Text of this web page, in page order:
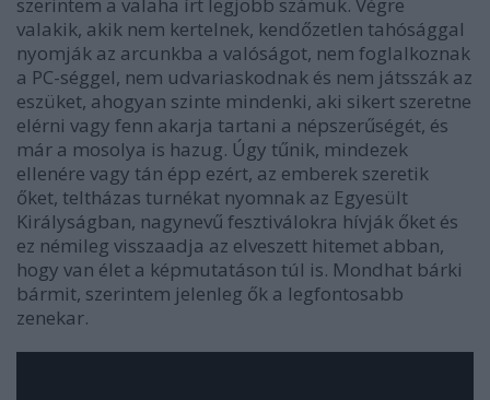
valakik, akik nem kertelnek, kendőzetlen tahósággal
nyomják az arcunkba a valóságot, nem foglalkoznak
a PC-séggel, nem udvariaskodnak és nem játsszák az
eszüket, ahogyan szinte mindenki, aki sikert szeretne
elérni vagy fenn akarja tartani a népszerűségét, és
már a mosolya is hazug. Úgy tűnik, mindezek
ellenére vagy tán épp ezért, az emberek szeretik
őket, teltházas turnékat nyomnak az Egyesült
Királyságban, nagynevű fesztiválokra hívják őket és
ez némileg visszaadja az elveszett hitemet abban,
hogy van élet a képmutatáson túl is. Mondhat bárki
bármit, szerintem jelenleg ők a legfontosabb
zenekar.